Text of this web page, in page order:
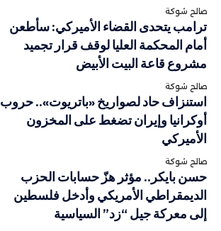
صالح شوكة
ترامب يتحدى القضاء الأميركي: سأطعن
أمام المحكمة العليا لوقف قرار تجميد
مشروع قاعة البيت الأبيض
صالح شوكة
استنزاف حاد لصواريخ «باتريوت».. حروب
أوكرانيا وإيران تضغط على المخزون
الأميركي
صالح شوكة
حسن بايكر.. مؤثر هزّ حسابات الحزب
الديمقراطي الأمريكي وأدخل فلسطين
إلى معركة جيل “زد” السياسية